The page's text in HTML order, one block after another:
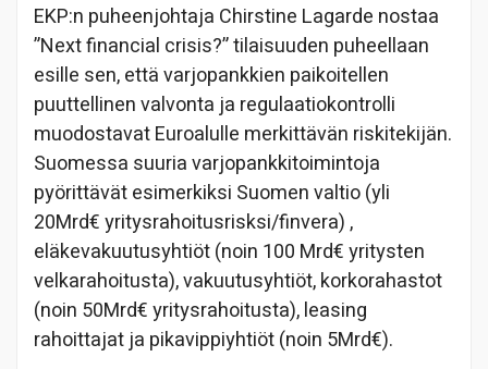
EKP:n puheenjohtaja Chirstine Lagarde nostaa
”Next financial crisis?” tilaisuuden puheellaan
esille sen, että varjopankkien paikoitellen
puuttellinen valvonta ja regulaatiokontrolli
muodostavat Euroalulle merkittävän riskitekijän.
Suomessa suuria varjopankkitoimintoja
pyörittävät esimerkiksi Suomen valtio (yli
20Mrd€ yritysrahoitusrisksi/finvera) ,
eläkevakuutusyhtiöt (noin 100 Mrd€ yritysten
velkarahoitusta), vakuutusyhtiöt, korkorahastot
(noin 50Mrd€ yritysrahoitusta), leasing
rahoittajat ja pikavippiyhtiöt (noin 5Mrd€).